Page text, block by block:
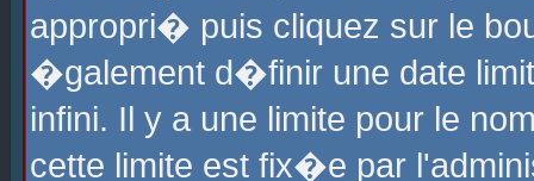
appropri� puis cliquez sur le
�galement d�finir une date
infini. Il y a une limite pour le
cette limite est fix�e par